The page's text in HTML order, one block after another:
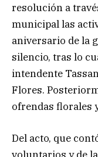
resolución a
municipal las
aniversario de la
silencio, tras lo
intendente
Flores.
ofrendas florales
Del acto, que